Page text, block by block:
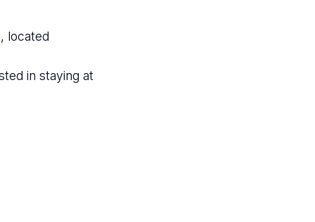
located
in staying at